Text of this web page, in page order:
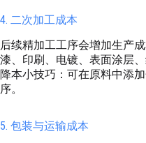
4. 二次加工成本
后续精加工工序会增加生产
漆、印刷、电镀、表面涂层
降本小技巧：可在原料中添
序。
5. 包装与运输成本